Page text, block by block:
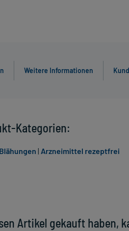
Weitere Informationen
Artikel gekauft haben,
Kategorien:
| Arzneimittel rezeptfrei